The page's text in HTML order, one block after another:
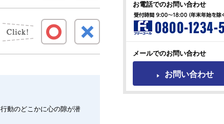
動のどこかに心の隙が潜
お電話でのお問い合わせ
メールでのお問い合わせ
お問い合わせ